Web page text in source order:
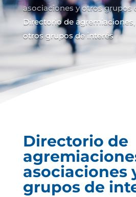
asociaciones y otros grupos
Directorio de
otros grupos de interés
Directorio de
asociaciones
grupos de